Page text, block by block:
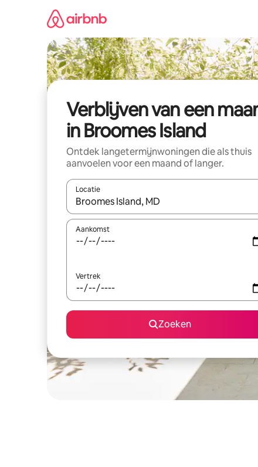
Verblijven van een
in Broomes Island
Ontdek langetermijnwoningen die als thuis
aanvoelen voor een maand of langer.
Locatie
Wanneer er resultaten beschikbaar zijn, maak
Aankomst
Vertrek
Zoeken